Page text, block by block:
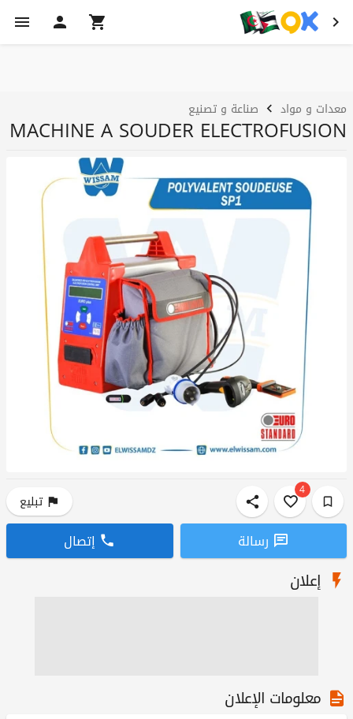
معدات و مواد صناعة و تصنيع
MACHINE A SOUDER ELECTROFUSION
4
تبليع
رسالة إتصال
إعلان
معلومات الإعلان